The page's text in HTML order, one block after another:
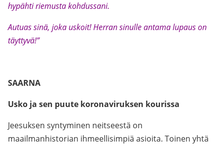
hypähti riemusta kohdussani.
Autuas sinä, joka uskoit! Herran sinulle antama lupaus on
täyttyvä!”
SAARNA
Usko ja sen puute koronaviruksen kourissa
Jeesuksen syntyminen neitseestä on
maailmanhistorian ihmeellisimpiä asioita. Toinen yhtä